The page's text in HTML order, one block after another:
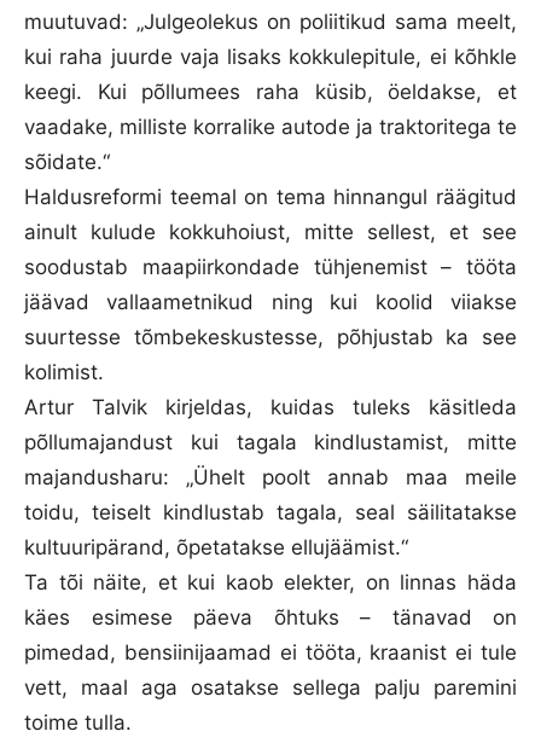
muutuvad: „Julgeolekus on poliitikud sama meelt,
kui raha juurde vaja lisaks kokkulepitule, ei kõhkle
keegi. Kui põllumees raha küsib, öeldakse, et
vaadake, milliste korralike autode ja traktoritega te
sõidate.“
Haldusreformi teemal on tema hinnangul räägitud
ainult kulude kokkuhoiust, mitte sellest, et see
soodustab maapiirkondade tühjenemist – tööta
jäävad vallaametnikud ning kui koolid viiakse
suurtesse tõmbekeskustesse, põhjustab ka see
kolimist.
Artur Talvik kirjeldas, kuidas tuleks käsitleda
põllumajandust kui tagala kindlustamist, mitte
majandusharu: „Ühelt poolt annab maa meile
toidu, teiselt kindlustab tagala, seal säilitatakse
kultuuripärand, õpetatakse ellujäämist.“
Ta tõi näite, et kui kaob elekter, on linnas häda
käes esimese päeva õhtuks – tänavad on
pimedad, bensiinijaamad ei tööta, kraanist ei tule
vett, maal aga osatakse sellega palju paremini
toime tulla.